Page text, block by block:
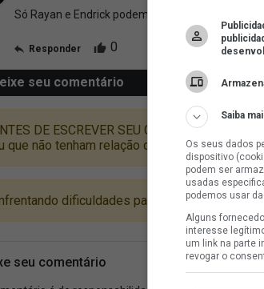
Saiba
Os seus dados
dispositivo
podem ser
usadas
podemos usar
Alguns
interesse
um link na parte
revogar o